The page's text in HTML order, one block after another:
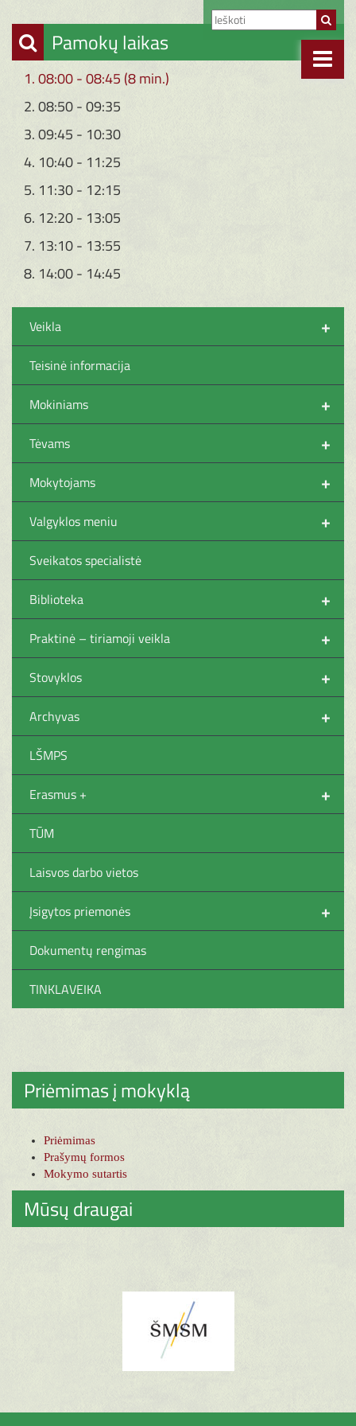
Pamokų laikas
1. 08:00 - 08:45 (8 min.)
2. 08:50 - 09:35
3. 09:45 - 10:30
4. 10:40 - 11:25
5. 11:30 - 12:15
6. 12:20 - 13:05
7. 13:10 - 13:55
8. 14:00 - 14:45
+
Veikla
Teisinė informacija
+
Mokiniams
+
Tėvams
+
Mokytojams
+
Valgyklos meniu
Sveikatos specialistė
+
Biblioteka
+
Praktinė – tiriamoji veikla
+
Stovyklos
+
Archyvas
LŠMPS
+
Erasmus +
TŪM
Laisvos darbo vietos
+
Įsigytos priemonės
Dokumentų rengimas
TINKLAVEIKA
Priėmimas į mokyklą
Priėmimas
Prašymų formos
Mokymo sutartis
Mūsų draugai